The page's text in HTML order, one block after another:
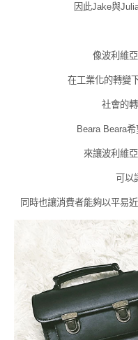
因此Jake與
像波利維
在工業化的轉變
社會的
Beara Beara希
來讓波利維
可以
同時也讓消費者能夠以平易